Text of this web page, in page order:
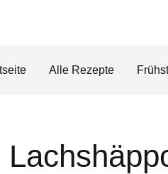
Alle Rezepte